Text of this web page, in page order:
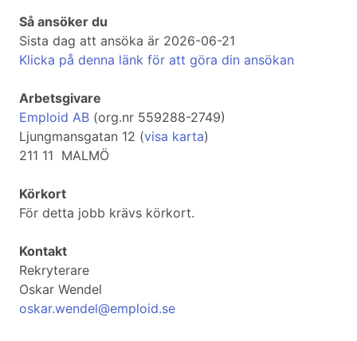
Så ansöker du
Sista dag att ansöka är 2026-06-21
Klicka på denna länk för att göra din ansökan
Arbetsgivare
Emploid AB (org.nr 559288-2749)
Ljungmansgatan 12 (visa karta)
211 11 MALMÖ
Körkort
För detta jobb krävs körkort.
Kontakt
Rekryterare
Oskar Wendel
oskar.wendel@emploid.se